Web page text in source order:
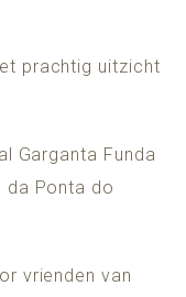
prachtig uitzicht
Garganta Funda
da Ponta do
vrienden van